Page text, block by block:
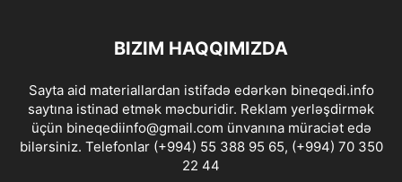
BIZIM HAQQIMIZDA
Sayta aid materiallardan istifadə edərkən bineqedi.info
saytına istinad etmək məcburidir. Reklam yerləşdirmək
üçün bineqediinfo@gmail.com ünvanına müraciət edə
bilərsiniz. Telefonlar (+994) 55 388 95 65, (+994) 70 350
22 44